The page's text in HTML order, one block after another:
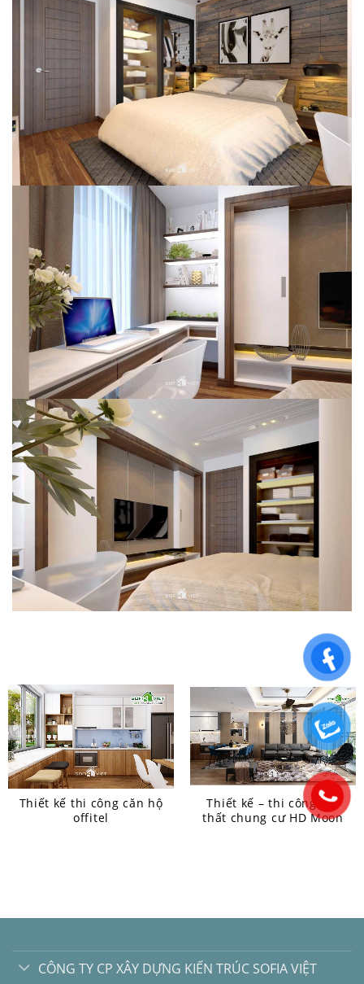
Thiết kế thi công căn hộ
offitel
Thiết kế – thi công nội
thất chung cư HD Moon
CÔNG TY CP XÂY DỰNG KIẾN TRÚC SOFIA VIỆT